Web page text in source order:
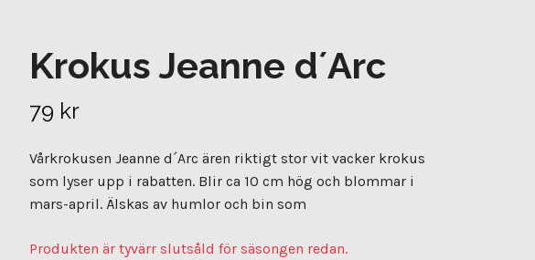
Krokus Jeanne d´Arc
79 kr
Vårkrokusen Jeanne d´Arc ären riktigt stor vit vacker krokus
som lyser upp i rabatten. Blir ca 10 cm hög och blommar i
mars-april. Älskas av humlor och bin som
Produkten är tyvärr slutsåld för säsongen redan.